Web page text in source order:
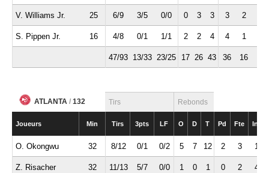
V. Williams Jr. 25 6/9 3/5 0/0 0 3 3 3 2
S. Pippen Jr. 16 4/8 0/1 1/1 2 2 4 4 1
47/93 13/33 23/25 17 26 43 36 16
ATLANTA / 132 Tirs Rebonds
Joueurs Min Tirs 3pts LF O D T Pd Fte Int
O. Okongwu 32 8/12 0/1 0/2 5 7 12 2 3 1
Z. Risacher 32 11/13 5/7 0/0 1 0 1 0 2 4